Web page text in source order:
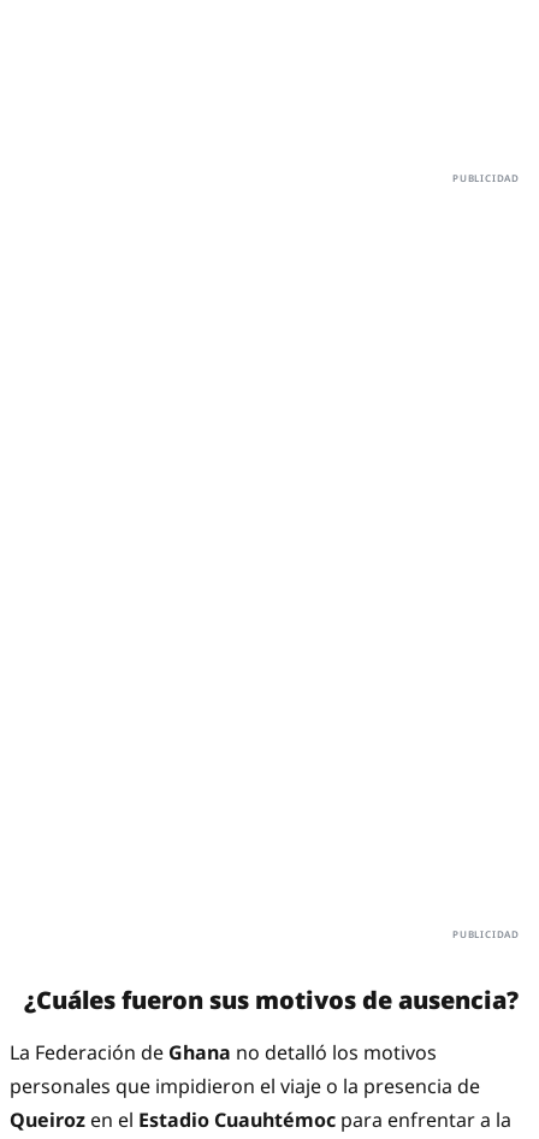
¿Cuáles fueron sus motivos de ausencia?
La Federación de Ghana no detalló los motivos
personales que impidieron el viaje o la presencia de
Queiroz en el Estadio Cuauhtémoc para enfrentar a la